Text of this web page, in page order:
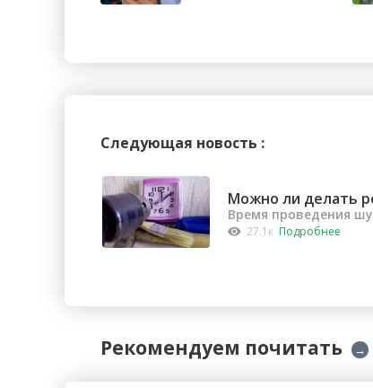
Следующая новость :
Можно ли делать
Время проведения
27.1к Подробнее
Рекомендуем почитать →